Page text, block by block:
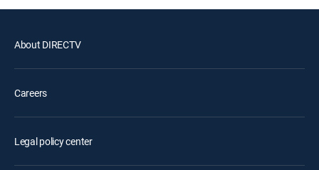
About DIRECTV
Careers
Legal policy center